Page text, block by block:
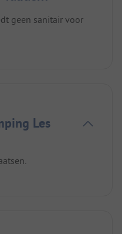
geen sanitair voor
Les